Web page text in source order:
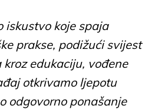
iskustvo koje spaja
prakse, podižući svijest
edukaciju, vođene
otkrivamo ljepotu
odgovorno ponašanje